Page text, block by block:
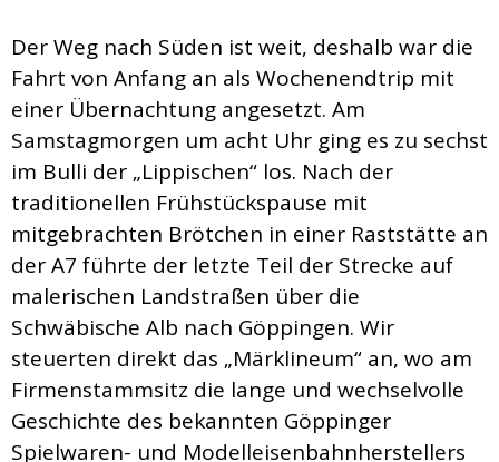
Der Weg nach Süden ist weit, deshalb war die
Fahrt von Anfang an als Wochenendtrip mit
einer Übernachtung angesetzt. Am
Samstagmorgen um acht Uhr ging es zu sechst
im Bulli der „Lippischen“ los. Nach der
traditionellen Frühstückspause mit
mitgebrachten Brötchen in einer Raststätte an
der A7 führte der letzte Teil der Strecke auf
malerischen Landstraßen über die
Schwäbische Alb nach Göppingen. Wir
steuerten direkt das „Märklineum“ an, wo am
Firmenstammsitz die lange und wechselvolle
Geschichte des bekannten Göppinger
Spielwaren- und Modelleisenbahnherstellers